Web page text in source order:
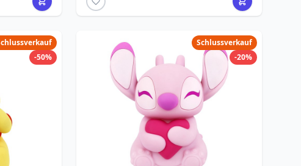
-50%
Schlussverkauf
-20%